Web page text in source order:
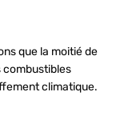
que la moitié de
combustibles
climatique.